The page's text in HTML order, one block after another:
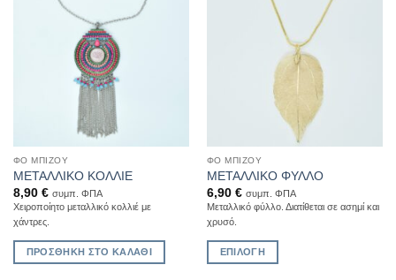
ΦΟ ΜΠΙΖΟΎ
ΜΕΤΑΛΛΙΚΟ ΚΟΛΛΙΕ
8,90 € συμπ. ΦΠΑ
Χειροποίητο μεταλλικό κολλιέ με
χάντρες.
ΠΡΟΣΘΉΚΗ ΣΤΟ ΚΑΛΆΘΙ
ΦΟ ΜΠΙΖΟΎ
ΜΕΤΑΛΛΙΚΟ ΦΥΛΛΟ
6,90 € συμπ. ΦΠΑ
Μεταλλικό φύλλο. Διατίθεται σε ασημί και
χρυσό.
ΕΠΙΛΟΓΉ